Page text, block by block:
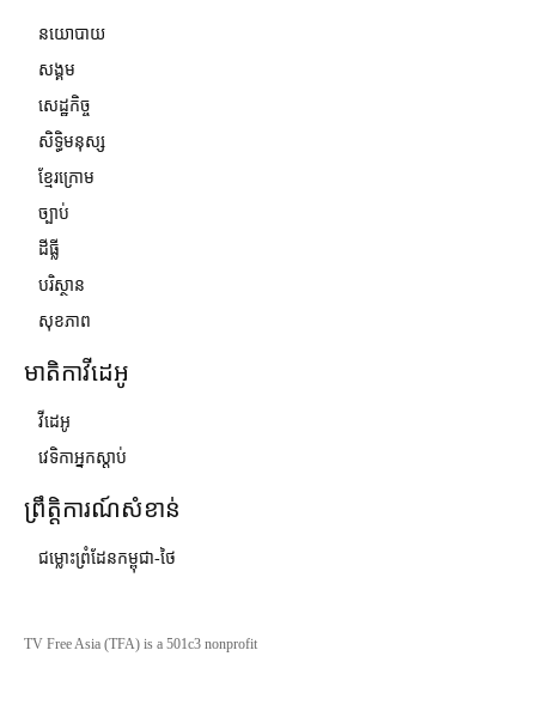
នយោបាយ
សង្គម
សេដ្ឋកិច្ច
សិទ្ធិមនុស្ស
ខ្មែរក្រោម
ច្បាប់
ដីធ្លី
បរិស្ថាន
សុខភាព
មាតិកាវីដេអូ
វីដេអូ
វេទិកាអ្នកស្ដាប់
ព្រឹត្តិការណ៍សំខាន់
ជម្លោះព្រំដែនកម្ពុជា-ថៃ
TV Free Asia (TFA) is a 501c3 nonprofit